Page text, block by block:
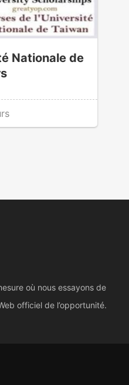
Nationale de
où nous essayons de
officiel de l’opportunité.